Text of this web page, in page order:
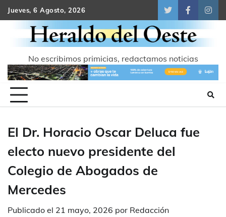
Skip
to
content
Jueves, 6 Agosto, 2026
TwitterFacebook
No escribimos primicias, redactamos noticias
El Dr. Horacio Oscar Deluca fue
electo nuevo presidente del
Colegio de Abogados de
Mercedes
Publicado el 21 mayo, 2026 por Redacción